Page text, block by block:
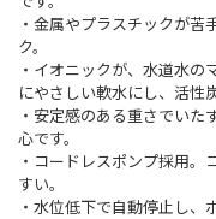
・金属やプラスチックが
ク。
・イオニックが、水道水
にやさしい軟水にし、活性
・安定感のある重さでい
心です。
・コードレスポンプ採用
すい。
・水位低下で自動停止し、